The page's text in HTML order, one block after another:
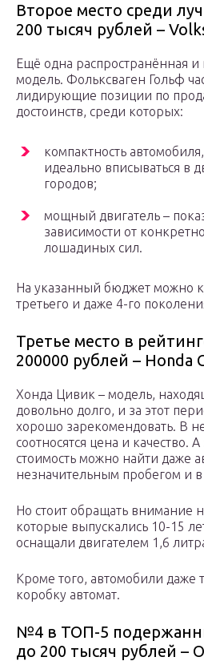
Второе место среди
200 тысяч рублей –
Ещё одна распространённая и
модель. Фольксваген Гольф
лидирующие позиции по
достоинств, среди которых:
компактность
идеально вписываться в
городов;
мощный двигатель –
зависимости от
лошадиных сил.
На указанный бюджет можно
третьего и даже 4-го
Третье место в
200000 рублей – Honda
Хонда Цивик – модель,
довольно долго, и за этот
хорошо зарекомендовать. В
соотносятся цена и качество.
стоимость можно найти даже
незначительным пробегом и
Но стоит обращать внимание
которые выпускались 10-15
оснащали двигателем 1,6
Кроме того, автомобили даже
коробку автомат.
№4 в ТОП-5
до 200 тысяч рублей –